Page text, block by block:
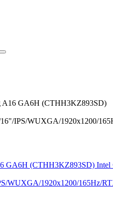
A16 GA6H (CTHH3KZ893SD)
IPS/WUXGA/1920x1200/